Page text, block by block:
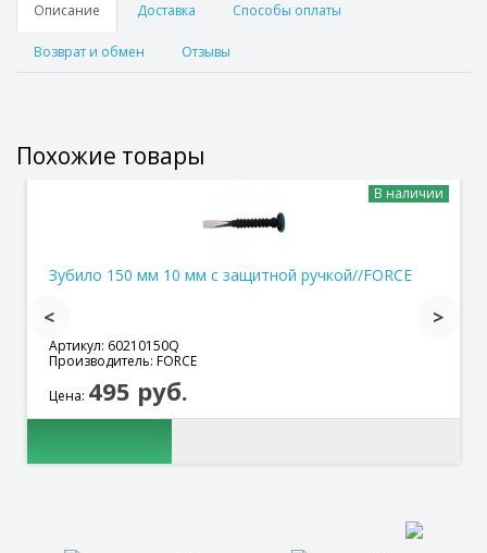
Описание Доставка Способы оплаты
Возврат и обмен Отзывы
Похожие товары
Зубило 150 мм 10 мм с защитной ручкой//FORCE
В наличии
Артикул: 60210150Q
Производитель: FORCE
Цена: 495 руб.